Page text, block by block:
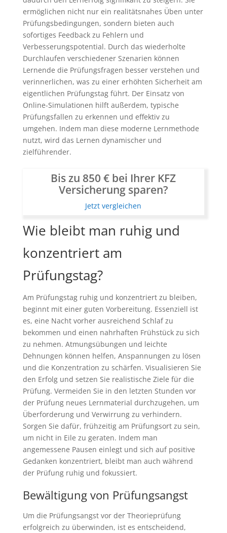
ermöglichen nicht nur ein realitätsnahes Üben unter
Prüfungsbedingungen, sondern bieten auch
sofortiges Feedback zu Fehlern und
Verbesserungspotential. Durch das wiederholte
Durchlaufen verschiedener Szenarien können
Lernende die Prüfungsfragen besser verstehen und
verinnerlichen, was zu einer erhöhten Sicherheit am
eigentlichen Prüfungstag führt. Der Einsatz von
Online-Simulationen hilft außerdem, typische
Prüfungsfallen zu erkennen und effektiv zu
umgehen. Indem man diese moderne Lernmethode
nutzt, wird das Lernen dynamischer und
zielführender.
Bis zu 850 € bei Ihrer KFZ
Versicherung sparen?
Jetzt vergleichen
Wie bleibt man ruhig und
konzentriert am
Prüfungstag?
Am Prüfungstag ruhig und konzentriert zu bleiben,
beginnt mit einer guten Vorbereitung. Essenziell ist
es, eine Nacht vorher ausreichend Schlaf zu
bekommen und einen nahrhaften Frühstück zu sich
zu nehmen. Atmungsübungen und leichte
Dehnungen können helfen, Anspannungen zu lösen
und die Konzentration zu schärfen. Visualisieren Sie
den Erfolg und setzen Sie realistische Ziele für die
Prüfung. Vermeiden Sie in den letzten Stunden vor
der Prüfung neues Lernmaterial durchzugehen, um
Überforderung und Verwirrung zu verhindern.
Sorgen Sie dafür, frühzeitig am Prüfungsort zu sein,
um nicht in Eile zu geraten. Indem man
angemessene Pausen einlegt und sich auf positive
Gedanken konzentriert, bleibt man auch während
der Prüfung ruhig und fokussiert.
Bewältigung von Prüfungsangst
Um die Prüfungsangst vor der Theorieprüfung
erfolgreich zu überwinden, ist es entscheidend,